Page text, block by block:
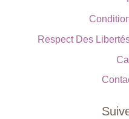
Respect Des